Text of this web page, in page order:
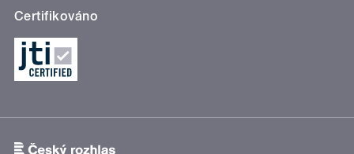
Certifikováno